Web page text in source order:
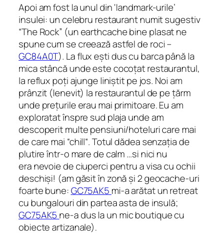
Apoi am fost la unul din ‘landmark-urile’
insulei: un celebru restaurant numit sugestiv
“The Rock” (un earthcache bine plasat ne
spune cum se creează astfel de roci –
GC84A0T). La flux ești dus cu barca până la
mica stâncă unde este cocoțat restaurantul,
la reflux poți ajunge liniștit pe jos. Noi am
prânzit (lenevit) la restaurantul de pe țărm
unde prețurile erau mai primitoare. Eu am
exploratat înspre sud plaja unde am
descoperit multe pensiuni/hoteluri care mai
de care mai “chill“. Totul dădea senzația de
plutire într-o mare de calm …si nici nu
era nevoie de ciuperci pentru a visa cu ochii
deschiși! (am găsit în zonă și 2 geocache-uri
foarte bune:GC75AK5 mi-a arătat un retreat
cu bungalouri din partea asta de insulă;
GC75AK5 ne-a dus la un mic boutique cu
obiecte artizanale).